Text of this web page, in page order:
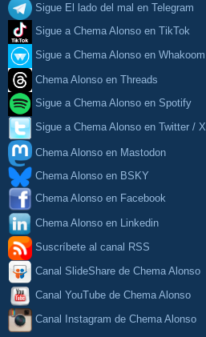
Sigue El lado del mal en Telegram
Sigue a Chema Alonso en TikTok
Sigue a Chema Alonso en Whakoom
Chema Alonso en Threads
Sigue a Chema Alonso en Spotify
Sigue a Chema Alonso en Twitter / X
Chema Alonso en Mastodon
Chema Alonso en BSKY
Chema Alonso en Facebook
Chema Alonso en Linkedin
Suscríbete al canal RSS
Canal SlideShare de Chema Alonso
Canal YouTube de Chema Alonso
Canal Instagram de Chema Alonso